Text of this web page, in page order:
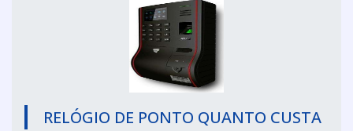
RELÓGIO DE PONTO QUANTO CUSTA